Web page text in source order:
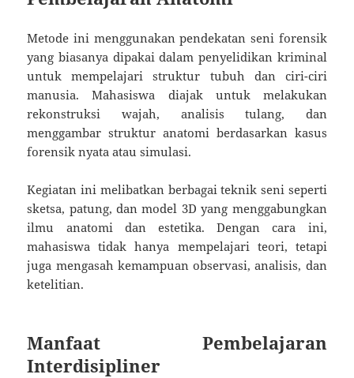
Metode ini menggunakan pendekatan seni forensik
yang biasanya dipakai dalam penyelidikan kriminal
untuk mempelajari struktur tubuh dan ciri-ciri
manusia. Mahasiswa diajak untuk melakukan
rekonstruksi wajah, analisis tulang, dan
menggambar struktur anatomi berdasarkan kasus
forensik nyata atau simulasi.
Kegiatan ini melibatkan berbagai teknik seni seperti
sketsa, patung, dan model 3D yang menggabungkan
ilmu anatomi dan estetika. Dengan cara ini,
mahasiswa tidak hanya mempelajari teori, tetapi
juga mengasah kemampuan observasi, analisis, dan
ketelitian.
Manfaat Pembelajaran
Interdisipliner